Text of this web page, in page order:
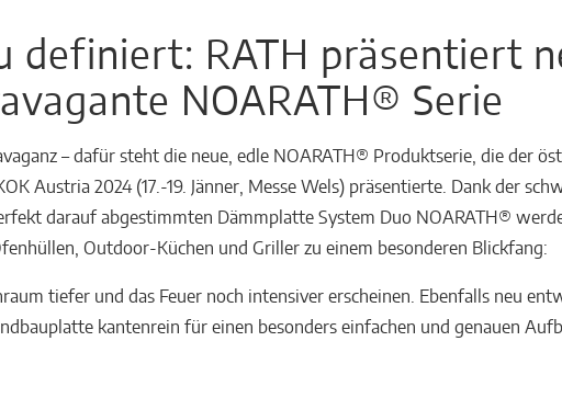
definiert: RATH präsentiert
NOARATH® Serie
– dafür steht die neue, edle NOARATH® Produktserie, die der
Austria 2024 (17.-19. Jänner, Messe Wels) präsentierte. Dank der
darauf abgestimmten Dämmplatte System Duo NOARATH®
Outdoor-Küchen und Griller zu einem besonderen Blickfang:
tiefer und das Feuer noch intensiver erscheinen. Ebenfalls neu
kantenrein für einen besonders einfachen und genauen